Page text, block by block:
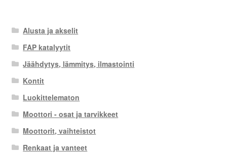
Alusta ja akselit
FAP katalyytit
Jäähdytys, lämmitys, ilmastointi
Kontit
Luokittelematon
Moottori - osat ja tarvikkeet
Moottorit, vaihteistot
Renkaat ja vanteet